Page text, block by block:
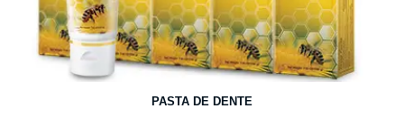
PASTA DE DENTE